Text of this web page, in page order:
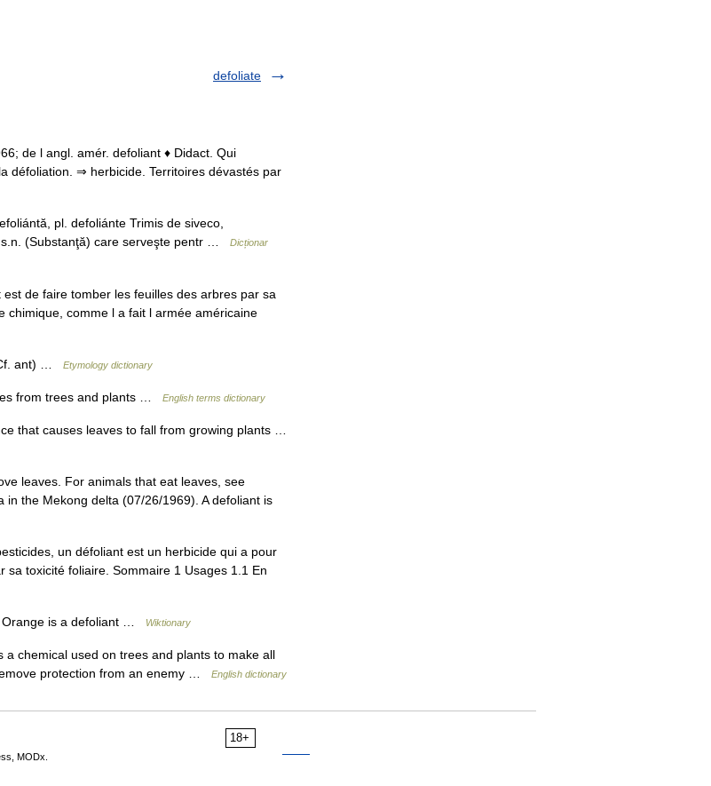
defoliate
de l angl. amér. defoliant ♦ Didact. Qui
défoliation. ⇒ herbicide. Territoires dévastés par
pl. defoliánte Trimis de siveco,
(Substanţă) care serveşte pentr …
Dicționar
de faire tomber les feuilles des arbres par sa
chimique, comme l a fait l armée américaine
ant) … Etymology dictionary
from trees and plants … English terms dictionary
that causes leaves to fall from growing plants …
leaves. For animals that eat leaves, see
the Mekong delta (07/26/1969). A defoliant is
un défoliant est un herbicide qui a pour
toxicité foliaire. Sommaire 1 Usages 1.1 En
Orange is a defoliant … Wiktionary
chemical used on trees and plants to make all
protection from an enemy …
English dictionary
18+
MODx.